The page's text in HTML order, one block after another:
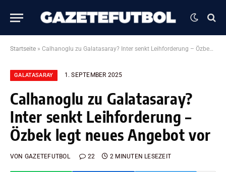
Startseite » Calhanoglu zu Galatasaray? Inter senkt Leihforderung – Özbek legt neues Angebot vor
GALATASARAY 1. SEPTEMBER 2025
Calhanoglu zu Galatasaray?
Inter senkt Leihforderung –
Özbek legt neues Angebot vor
VON GAZETEFUTBOL 22 2 MINUTEN LESEZEIT